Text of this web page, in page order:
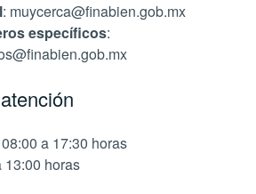
: muycerca@finabien.gob.mx
específicos:
a 17:30 horas
13:00 horas